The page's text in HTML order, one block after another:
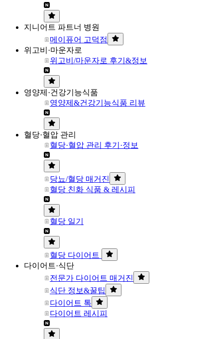
지니어트 파트너 병원
메이퓨어 고덕점
위고비·마운자로
위고비/마운자로 후기&정보
영양제·건강기능식품
영양제&건강기능식품 리뷰
혈당·혈압 관리
혈당·혈압 관리 후기·정보
당뇨/혈당 매거진
혈당 친화 식품 & 레시피
혈당 일기
혈당 다이어트
다이어트·식단
전문가 다이어트 매거진
식단 정보&꿀팁
다이어트 톡
다이어트 레시피